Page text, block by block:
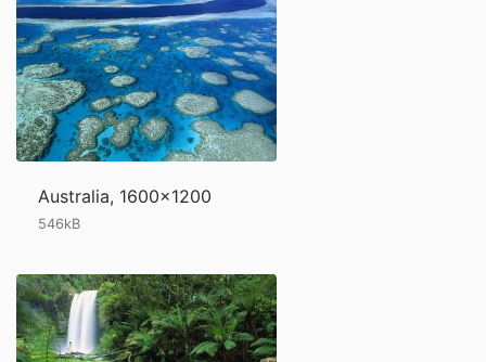
Australia, 1600x1200
546kB